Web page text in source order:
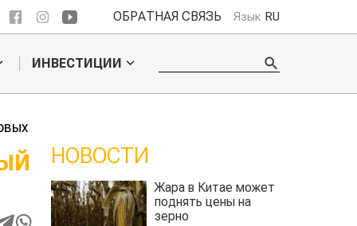
ОБРАТНАЯ СВЯЗЬ Язык RU
ИНВЕСТИЦИИ
НОВОСТИ
Жара в Китае может
поднять цены на
зерно
Казахстанское
сельхозсырье